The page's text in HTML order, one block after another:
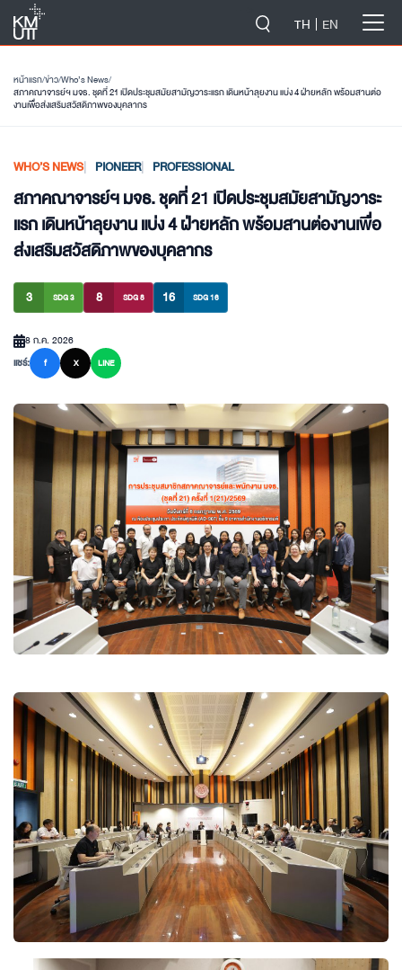
TH EN
หน้าแรก/ข่าว/Who’s News/
สภาคณาจารย์ฯ มจธ. ชุดที่ 21 เปิดประชุมสมัยสามัญวาระแรก เดินหน้าลุยงาน แบ่ง 4 ฝ่ายหลัก พร้อมสานต่อ
งานเพื่อส่งเสริมสวัสดิภาพของบุคลากร
WHO’S NEWS PIONEER PROFESSIONAL
สภาคณาจารย์ฯ มจธ. ชุดที่ 21 เปิดประชุมสมัยสามัญวาระ
แรก เดินหน้าลุยงาน แบ่ง 4 ฝ่ายหลัก พร้อมสานต่องานเพื่อ
ส่งเสริมสวัสดิภาพของบุคลากร
3 SDG 3 8 SDG 8 16 SDG 16
8 ก.ค. 2026
แชร์:
f X LINE